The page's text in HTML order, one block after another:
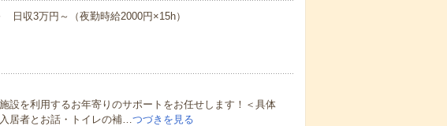
収3万円～（夜勤時給2000円×15h）
設を利用するお年寄りのサポートをお任せします！＜具体
居者とお話・トイレの補…つづきを見る